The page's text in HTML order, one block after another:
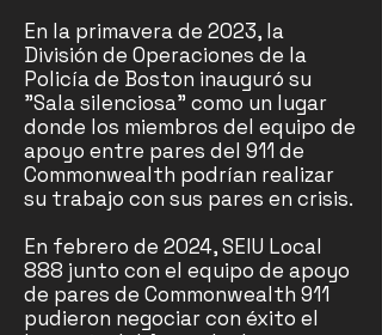
En la primavera de 2023, la
División de Operaciones de la
Policía de Boston inauguró su
"Sala silenciosa" como un lugar
donde los miembros del equipo de
apoyo entre pares del 911 de
Commonwealth podrían realizar
su trabajo con sus pares en crisis.
En febrero de 2024, SEIU Local
888 junto con el equipo de apoyo
de pares de Commonwealth 911
pudieron negociar con éxito el